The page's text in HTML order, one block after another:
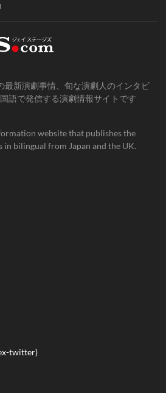
最新演劇事情、旬な演劇人のインタビ
語で発信する演劇情報サイトです
website that publishes the
in bilingual from Japan and the UK.
twitter)